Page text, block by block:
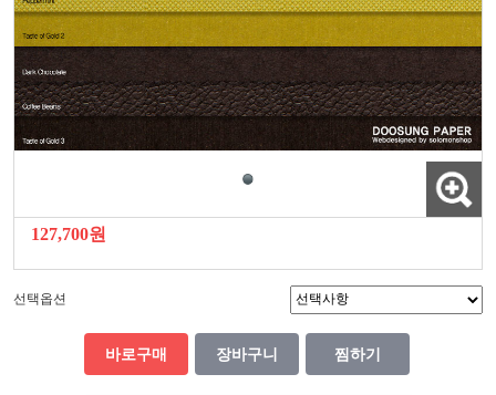
127,700원
선택옵션
바로구매 장바구니 찜하기